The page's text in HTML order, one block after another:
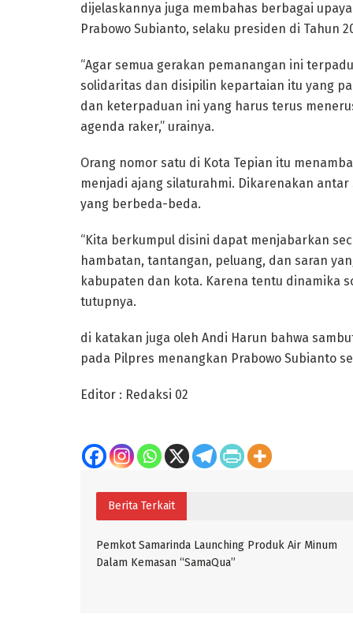
dijelaskannya juga membahas berbagai
Prabowo Subianto, selaku presiden di Tahun
“Agar semua gerakan pemanangan ini
solidaritas dan disipilin kepartaian itu yang
dan keterpaduan ini yang harus terus
agenda raker,” urainya.
Orang nomor satu di Kota Tepian itu
menjadi ajang silaturahmi. Dikarenakan
yang berbeda-beda.
“Kita berkumpul disini dapat menjabarkan
hambatan, tantangan, peluang, dan saran
kabupaten dan kota. Karena tentu dinamika
tutupnya.
di katakan juga oleh Andi Harun bahwa
pada Pilpres menangkan Prabowo Subianto
Editor : Redaksi 02
Berita Terkait
Pemkot Samarinda Launching Produk Air Minum
Dalam Kemasan “SamaQua”